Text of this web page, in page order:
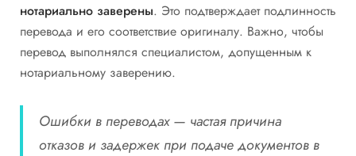
нотариально заверены. Это подтверждает подлинность
перевода и его соответствие оригиналу. Важно, чтобы
перевод выполнялся специалистом, допущенным к
нотариальному заверению.
Ошибки в переводах — частая причина
отказов и задержек при подаче документов в